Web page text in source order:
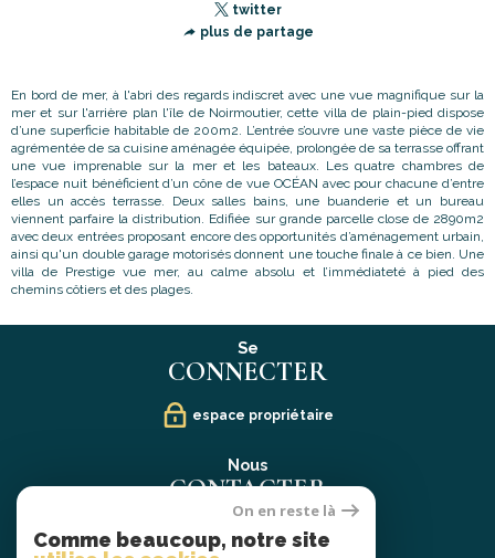
twitter
plus de partage
En bord de mer, à l'abri des regards indiscret avec une vue magnifique sur la
mer et sur l'arrière plan l'île de Noirmoutier, cette villa de plain-pied dispose
d’une superficie habitable de 200m2. L’entrée s’ouvre une vaste pièce de vie
agrémentée de sa cuisine aménagée équipée, prolongée de sa terrasse offrant
une vue imprenable sur la mer et les bateaux. Les quatre chambres de
l’espace nuit bénéficient d’un cône de vue OCÉAN avec pour chacune d’entre
elles un accès terrasse. Deux salles bains, une buanderie et un bureau
viennent parfaire la distribution. Edifiée sur grande parcelle close de 2890m2
avec deux entrées proposant encore des opportunités d’aménagement urbain,
ainsi qu'un double garage motorisés donnent une touche finale à ce bien. Une
villa de Prestige vue mer, au calme absolu et l’immédiateté à pied des
chemins côtiers et des plages.
Se
CONNECTER
espace propriétaire
Nous
CONTACTER
02 40 21 91 13
contact@prestige-atlantique.fr
On en reste là
Comme beaucoup, notre site